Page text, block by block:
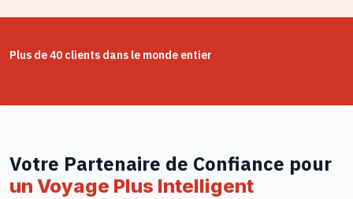
Plus de 40 clients dans le monde entier
Votre Partenaire de Confiance pour
un Voyage Plus Intelligent